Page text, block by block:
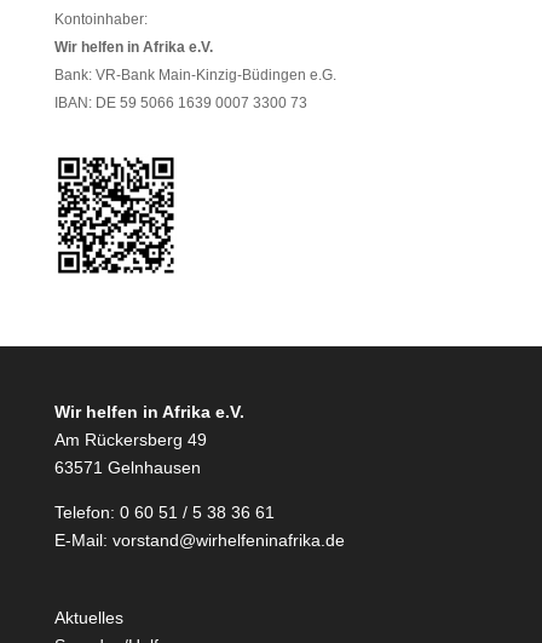
Kontoinhaber:
Wir helfen in Afrika e.V.
Bank: VR-Bank Main-Kinzig-Büdingen e.G.
IBAN: DE 59 5066 1639 0007 3300 73
Wir helfen in Afrika e.V.
Am Rückersberg 49
63571 Gelnhausen
Telefon: 0 60 51 / 5 38 36 61
E-Mail: vorstand@wirhelfeninafrika.de
Aktuelles